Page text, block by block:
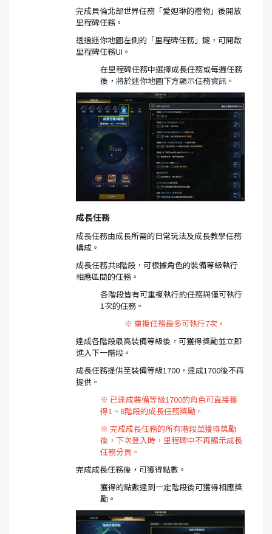
完成貝倫北部世界任務「愛妲琳的禮物」後開放
里程碑任務。
透過迷你地圖左側的「里程碑任務」鍵，可開啟
里程碑任務UI。
在里程碑任務中選擇成長任務或每週任務
後，將於迷你地圖下方顯示任務資訊。
成長任務
成長任務由成長所需的日常玩法及成長教學任務
構成。
成長任務共8階段，可根據角色的裝備等級執行
相應區間的任務。
各階段皆有可重複執行的任務與僅可執行
1次的任務。
※ 重複任務最多可執行7次。
達成各階段最高裝備等級後，可獲得獎勵並立即
進入下一階段。
成長任務提供至裝備等級1700，達成1700後不再
提供。
※ 已達成裝備等級1700的角色可直接獲
得1 ~ 8階段的成長任務獎勵。
※ 完成成長任務的所有階段並獲得獎勵
後，下次登入時，里程碑中不再顯示成長
任務分頁。
完成成長任務後，可獲得點數。
獲得的點數達到一定階段後可獲得相應獎
勵。